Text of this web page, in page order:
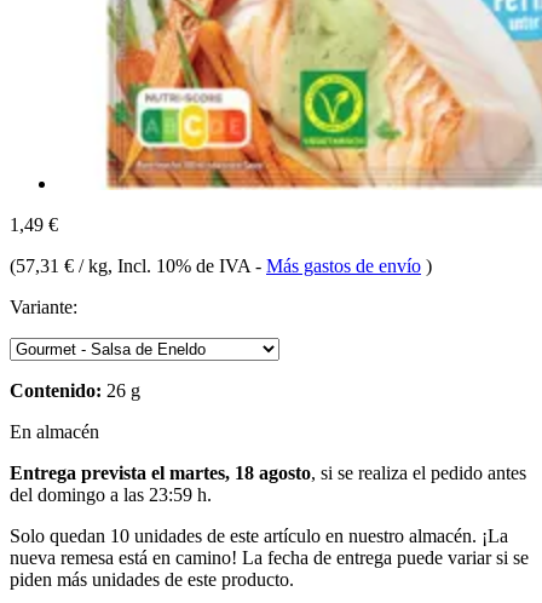
1,49 €
(57,31 € / kg, Incl. 10% de IVA - Más gastos de envío )
Variante:
Contenido: 26 g
En almacén
Entrega prevista el martes, 18 agosto, si se realiza el pedido antes
del domingo a las 23:59 h.
Solo quedan 10 unidades de este artículo en nuestro almacén. ¡La
nueva remesa está en camino! La fecha de entrega puede variar si se
piden más unidades de este producto.